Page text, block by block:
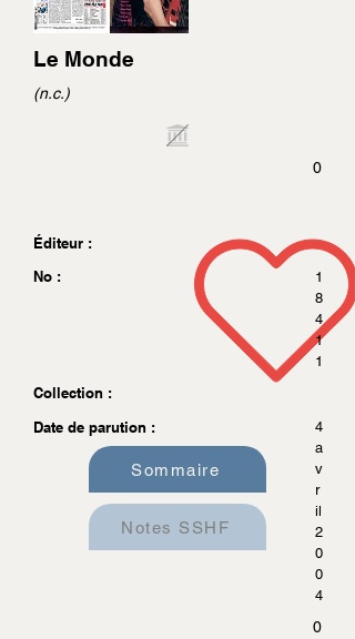
Le Monde
(n.c.)
0
Éditeur :
No :
1
8
4
1
1
Collection :
Date de parution :
4
a
v
r
il
2
0
0
4
0
Sommaire
Notes SSHF